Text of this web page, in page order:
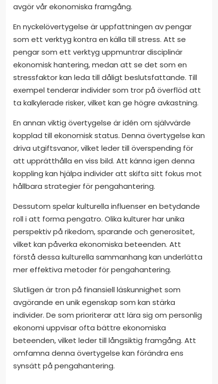
avgör vår ekonomiska framgång.
En nyckelövertygelse är uppfattningen av pengar
som ett verktyg kontra en källa till stress. Att se
pengar som ett verktyg uppmuntrar disciplinär
ekonomisk hantering, medan att se det som en
stressfaktor kan leda till dåligt beslutsfattande. Till
exempel tenderar individer som tror på överflöd att
ta kalkylerade risker, vilket kan ge högre avkastning.
En annan viktig övertygelse är idén om självvärde
kopplad till ekonomisk status. Denna övertygelse kan
driva utgiftsvanor, vilket leder till överspending för
att upprätthålla en viss bild. Att känna igen denna
koppling kan hjälpa individer att skifta sitt fokus mot
hållbara strategier för pengahantering.
Dessutom spelar kulturella influenser en betydande
roll i att forma pengatro. Olika kulturer har unika
perspektiv på rikedom, sparande och generositet,
vilket kan påverka ekonomiska beteenden. Att
förstå dessa kulturella sammanhang kan underlätta
mer effektiva metoder för pengahantering.
Slutligen är tron på finansiell läskunnighet som
avgörande en unik egenskap som kan stärka
individer. De som prioriterar att lära sig om personlig
ekonomi uppvisar ofta bättre ekonomiska
beteenden, vilket leder till långsiktig framgång. Att
omfamna denna övertygelse kan förändra ens
synsätt på pengahantering.